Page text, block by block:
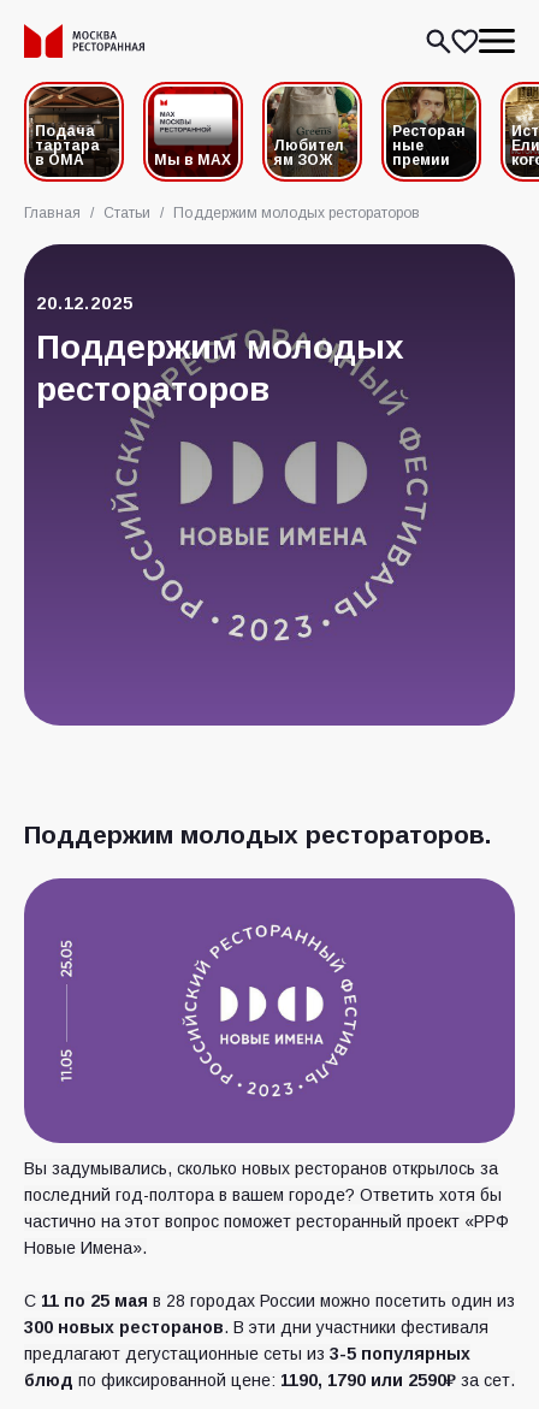
Подача
тартара
в ОМА
Мы в MAX
Любител
ям ЗОЖ
Ресторан
ные
премии
Главная / Статьи / Поддержим молодых рестораторов
20.12.2025
Поддержим молодых
рестораторов
Поддержим молодых рестораторов.
Вы задумывались, сколько новых ресторанов открылось за
последний год-полтора в вашем городе? Ответить хотя бы
частично на этот вопрос поможет ресторанный проект «РРФ
Новые Имена».
С 11 по 25 мая в 28 городах России можно посетить один из
300 новых ресторанов. В эти дни участники фестиваля
предлагают дегустационные сеты из 3-5 популярных
блюд по фиксированной цене: 1190, 1790 или 2590₽ за сет.